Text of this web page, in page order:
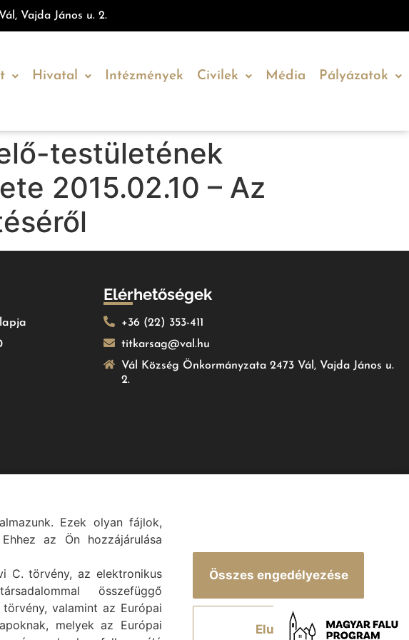
Vajda János u. 2.
Hivatal Intézmények Civilek Média Pályázatok
testületének
2015.02.10 – Az
Elérhetőségek
+36 (22) 353-411
titkarsag@val.hu
Vál Község Önkormányzata 2473 Vál, Vajda János u.
2.
jog fenntartva.
Ezek olyan fájlok,
az Ön hozzájárulása
C. törvény, az elektronikus
összefüggő
valamint az Európai
melyek az Európai
Összes engedélyezése
Elutasít